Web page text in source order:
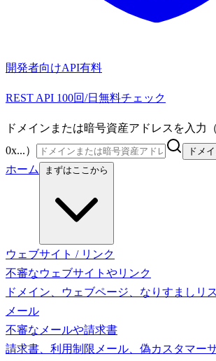
開発者向けAPI有料
REST API 100回/日無料チェック
ドメインまたは暗号資産アドレスを入力
0x...）
ドメ
ホーム まずはここから
ウェブサイト / リンク
不審なウェブサイトやリンク
ドメイン、ウェブページ、なりすましリ
メール
不審なメールや請求書
請求書、利用制限メール、偽カスタマー